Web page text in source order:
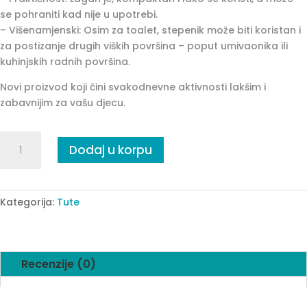
se pohraniti kad nije u upotrebi.
– Višenamjenski: Osim za toalet, stepenik može biti koristan i
za postizanje drugih viških površina – poput umivaonika ili
kuhinjskih radnih površina.
Novi proizvod koji čini svakodnevne aktivnosti lakšim i
zabavnijim za vašu djecu.
quantity
Dodaj u korpu
Kategorija: Tute
Recenzije (0)